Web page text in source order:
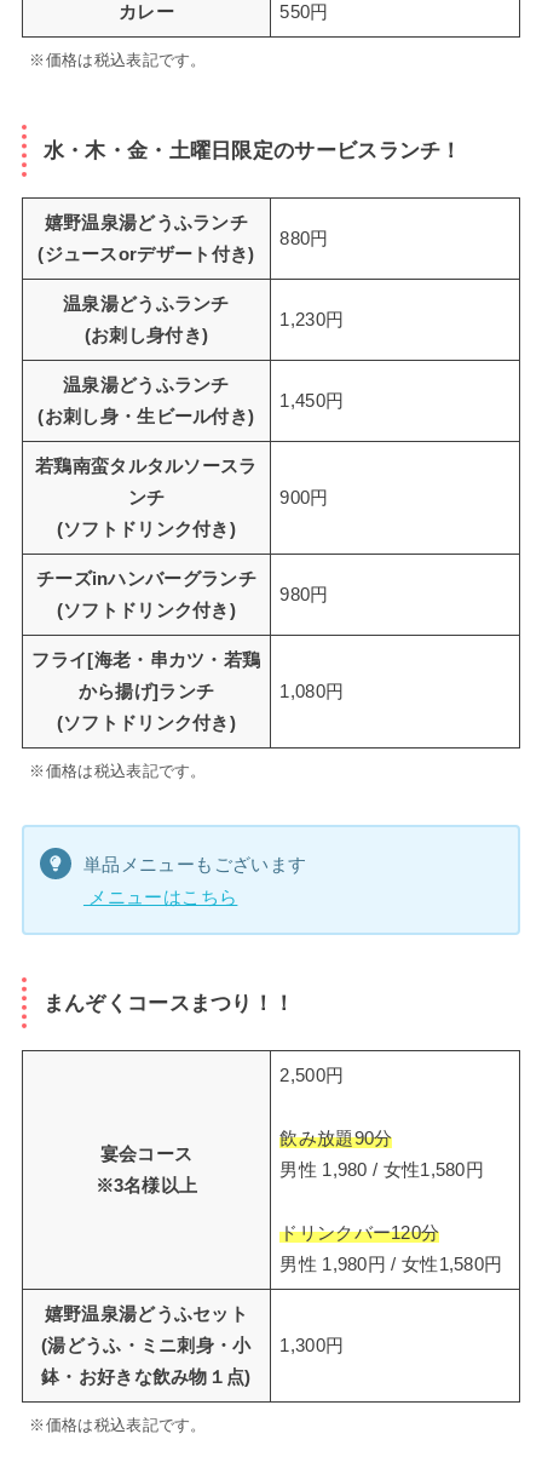
カレー 550円
※価格は税込表記です。
水・木・金・土曜日限定のサービスランチ！
嬉野温泉湯どうふランチ
(ジュースorデザート付き)
880円
温泉湯どうふランチ
(お刺し身付き)
1,230円
温泉湯どうふランチ
(お刺し身・生ビール付き)
1,450円
若鶏南蛮タルタルソースラ
ンチ
(ソフトドリンク付き)
900円
チーズinハンバーグランチ
(ソフトドリンク付き)
980円
フライ[海老・串カツ・若鶏
から揚げ]ランチ
(ソフトドリンク付き)
1,080円
※価格は税込表記です。
単品メニューもございます
メニューはこちら
まんぞくコースまつり！！
宴会コース
※3名様以上
2,500円
飲み放題90分
男性 1,980 / 女性1,580円
ドリンクバー120分
男性 1,980円 / 女性1,580円
嬉野温泉湯どうふセット
(湯どうふ・ミニ刺身・小
鉢・お好きな飲み物１点)
1,300円
※価格は税込表記です。